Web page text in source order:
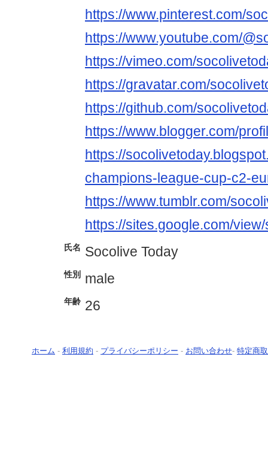
https://www.pinterest.com/
https://www.youtube.com/
https://vimeo.com/
https://gravatar.com/
https://github.com/
https://www.blogger.com/
https://
champions-league-cup-c2-
https://www.tumblr.com/
https://sites.google.com/
氏名 Socolive Today
性別 male
年齢 26
ホーム - 利用規約 - プライバシーポリシー - お問い合わせ- 特定商